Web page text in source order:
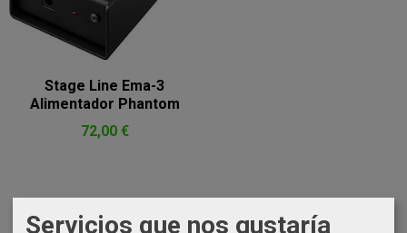
Stage Line Ema-3
Alimentador Phantom
72,00 €
Servicios que nos gustaría